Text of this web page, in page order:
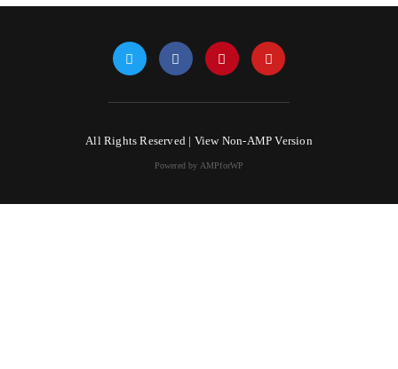
All Rights Reserved | View Non-AMP Version
Powered by AMPforWP